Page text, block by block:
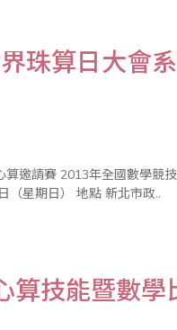
珠算日大會
算比賽、國際珠算邀請賽
大會手冊 時間 2013年8月4日（星期日） 地點 新北市政..
算技能暨數學